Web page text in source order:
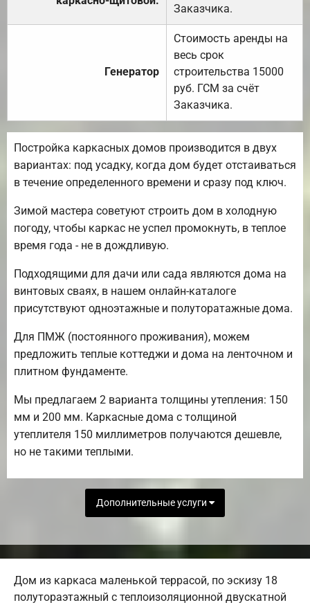
Заказчика.
Генератор
Стоимость аренды на
весь срок
строительства 15000
руб. ГСМ за счёт
Заказчика.
Постройка каркасных домов производится в двух
вариантах: под усадку, когда дом будет отстаиваться
в течение определенного времени и сразу под ключ.
Зимой мастера советуют строить дом в холодную
погоду, чтобы каркас не успел промокнуть, в теплое
время года - не в дождливую.
Подходящими для дачи или сада являются дома на
винтовых сваях, в нашем онлайн-каталоге
присутствуют одноэтажные и полуторатажные дома.
Для ПМЖ (постоянного проживания), можем
предложить теплые коттеджи и дома на ленточном и
плитном фундаменте.
Мы предлагаем 2 варианта толщины утепления: 150
мм и 200 мм. Каркасные дома с толщиной
утеплителя 150 миллиметров получаются дешевле,
но не такими теплыми.
Дополнительные услуги
Дом из каркаса маленькой террасой, по эскизу 18
полутораэтажный с теплоизоляционной двускатной